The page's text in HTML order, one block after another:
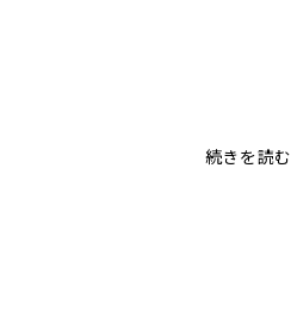
続きを読む